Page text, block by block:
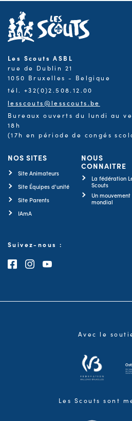
Les Scouts ASBL
rue de Dublin 21
1050 Bruxelles - Belgique
tél. +32(0)2.508.12.00
lesscouts@lesscouts.be
Bureaux ouverts du lundi au
18h
(17h en période de congés
NOS SITES
Site Animateurs
Site Équipes d'unité
Site Parents
IAmA
NOUS
CONNAITRE
La fédération
Scouts
Un mouvement
mondial
Suivez-nous :
Consultez notre page
Consultez notre page
Consultez notre
Avec le
Les Scouts sont